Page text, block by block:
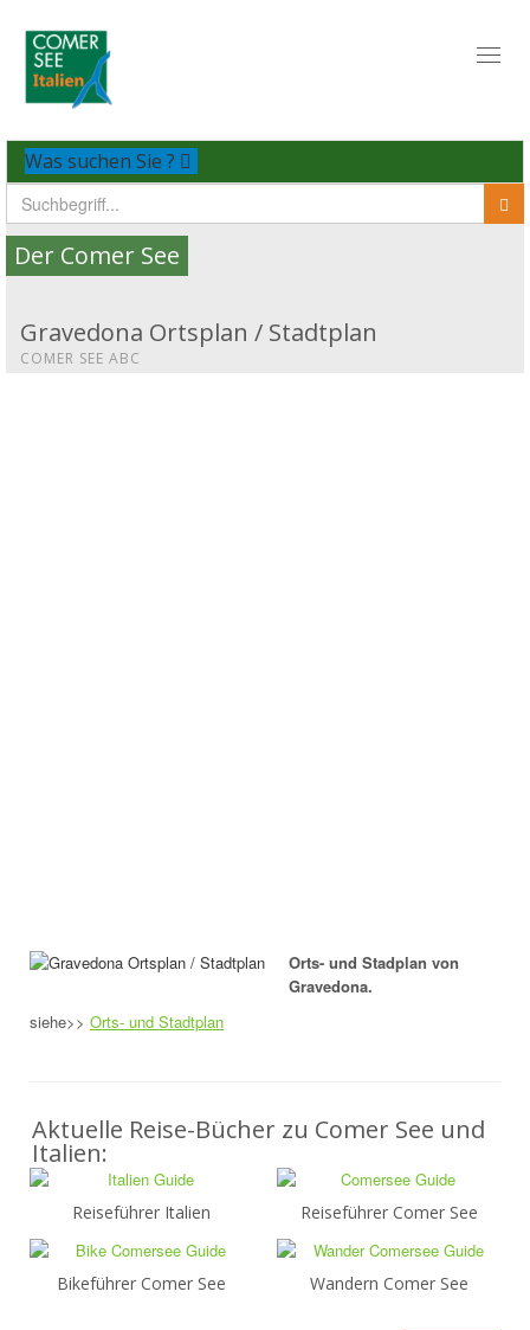
Was suchen Sie ?
Der Comer See
Gravedona Ortsplan / Stadtplan
COMER SEE ABC
Orts- und Stadplan von
Gravedona.
siehe>> Orts- und Stadtplan
Aktuelle Reise-Bücher zu Comer See und
Italien:
Reiseführer Italien Reiseführer Comer See
Bikeführer Comer See Wandern Comer See